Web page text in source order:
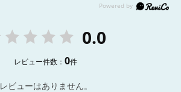
0.0
レビュー件数：0件
レビューはありません。